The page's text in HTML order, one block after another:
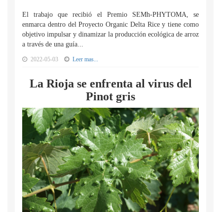
El trabajo que recibió el Premio SEMh-PHYTOMA, se
enmarca dentro del Proyecto Organic Delta Rice y tiene como
objetivo impulsar y dinamizar la producción ecológica de arroz
a través de una guía...
2022-05-03 Leer mas...
La Rioja se enfrenta al virus del
Pinot gris